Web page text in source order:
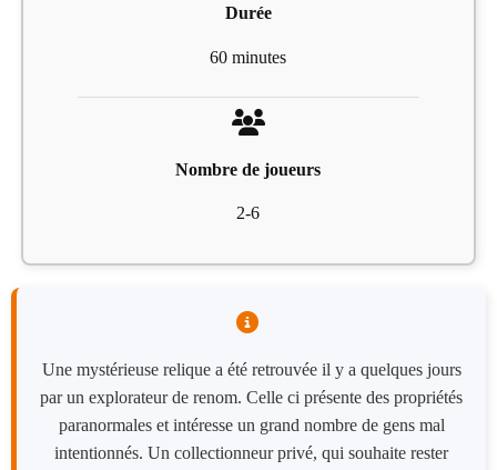
Durée
60 minutes
Nombre de joueurs
2-6
Une mystérieuse relique a été retrouvée il y a quelques jours
par un explorateur de renom. Celle ci présente des propriétés
paranormales et intéresse un grand nombre de gens mal
intentionnés. Un collectionneur privé, qui souhaite rester